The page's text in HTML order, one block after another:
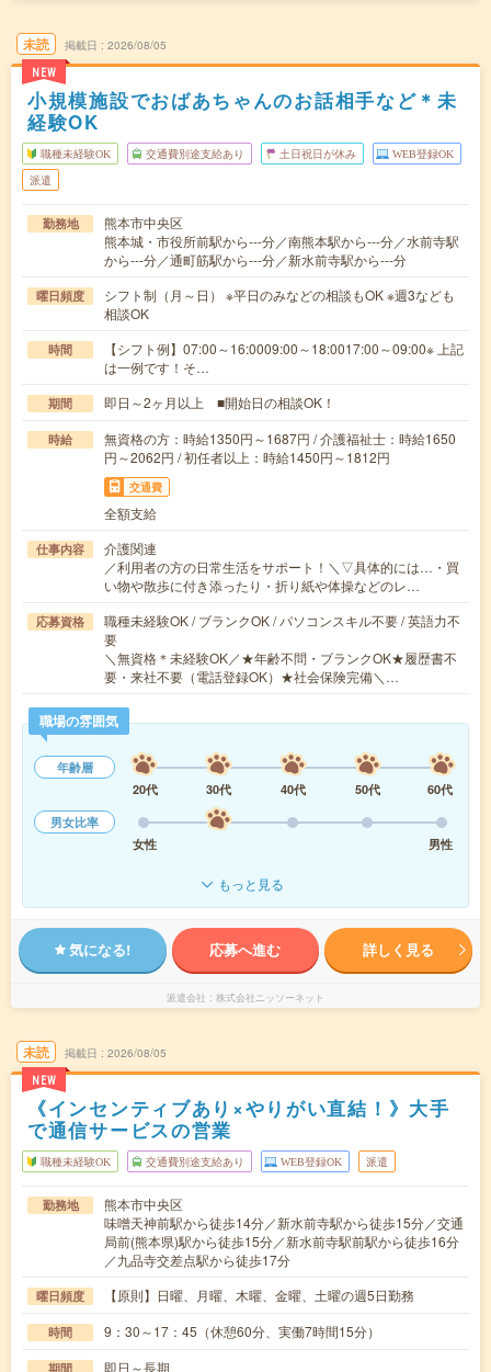
未読
NEW
掲載日 2026/08/05
小規模施設でおばあちゃんのお話相手など＊未
経験OK
職種未経験OK 交通費別途支給あり 土日祝日が休み WEB登録OK
派遣
勤務地
熊本市中央区
熊本城・市役所前駅から---分／南熊本駅から---分／水前寺駅
から---分／通町筋駅から---分／新水前寺駅から---分
曜日頻度
シフト制（月～日） ※平日のみなどの相談もOK ※週3なども
相談OK
時間
【シフト例】07:00～16:0009:00～18:0017:00～09:00※ 上記
は一例です！そ…
期間 即日～2ヶ月以上 ■開始日の相談OK！
時給
無資格の方：時給1350円～1687円 / 介護福祉士：時給1650
円～2062円 / 初任者以上：時給1450円～1812円
交通費
全額支給
仕事内容
介護関連
／利用者の方の日常生活をサポート！＼▽具体的には…・買
い物や散歩に付き添ったり・折り紙や体操などのレ…
応募資格
職種未経験OK / ブランクOK / パソコンスキル不要 / 英語力不
要
＼無資格＊未経験OK／★年齢不問・ブランクOK★履歴書不
要・来社不要（電話登録OK）★社会保険完備＼…
職場の雰囲気
年齢層
20代
30代 40代 50代
60代
男女比率
女性
男性
もっと見る
気になる! 応募へ進む 詳しく見る
派遣会社 株式会社ニッソーネット
未読
NEW
掲載日 2026/08/05
《インセンティブあり×やりがい直結！》大手
で通信サービスの営業
職種未経験OK 交通費別途支給あり WEB登録OK 派遣
勤務地
熊本市中央区
味噌天神前駅から徒歩14分／新水前寺駅から徒歩15分／交通
局前(熊本県)駅から徒歩15分／新水前寺駅前駅から徒歩16分
／九品寺交差点駅から徒歩17分
曜日頻度 【原則】日曜、月曜、木曜、金曜、土曜の週5日勤務
時間 9：30～17：45（休憩60分、実働7時間15分）
期間 即日～長期